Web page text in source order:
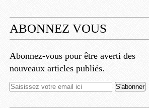
ABONNEZ VOUS
Abonnez-vous pour être averti des
nouveaux articles publiés.